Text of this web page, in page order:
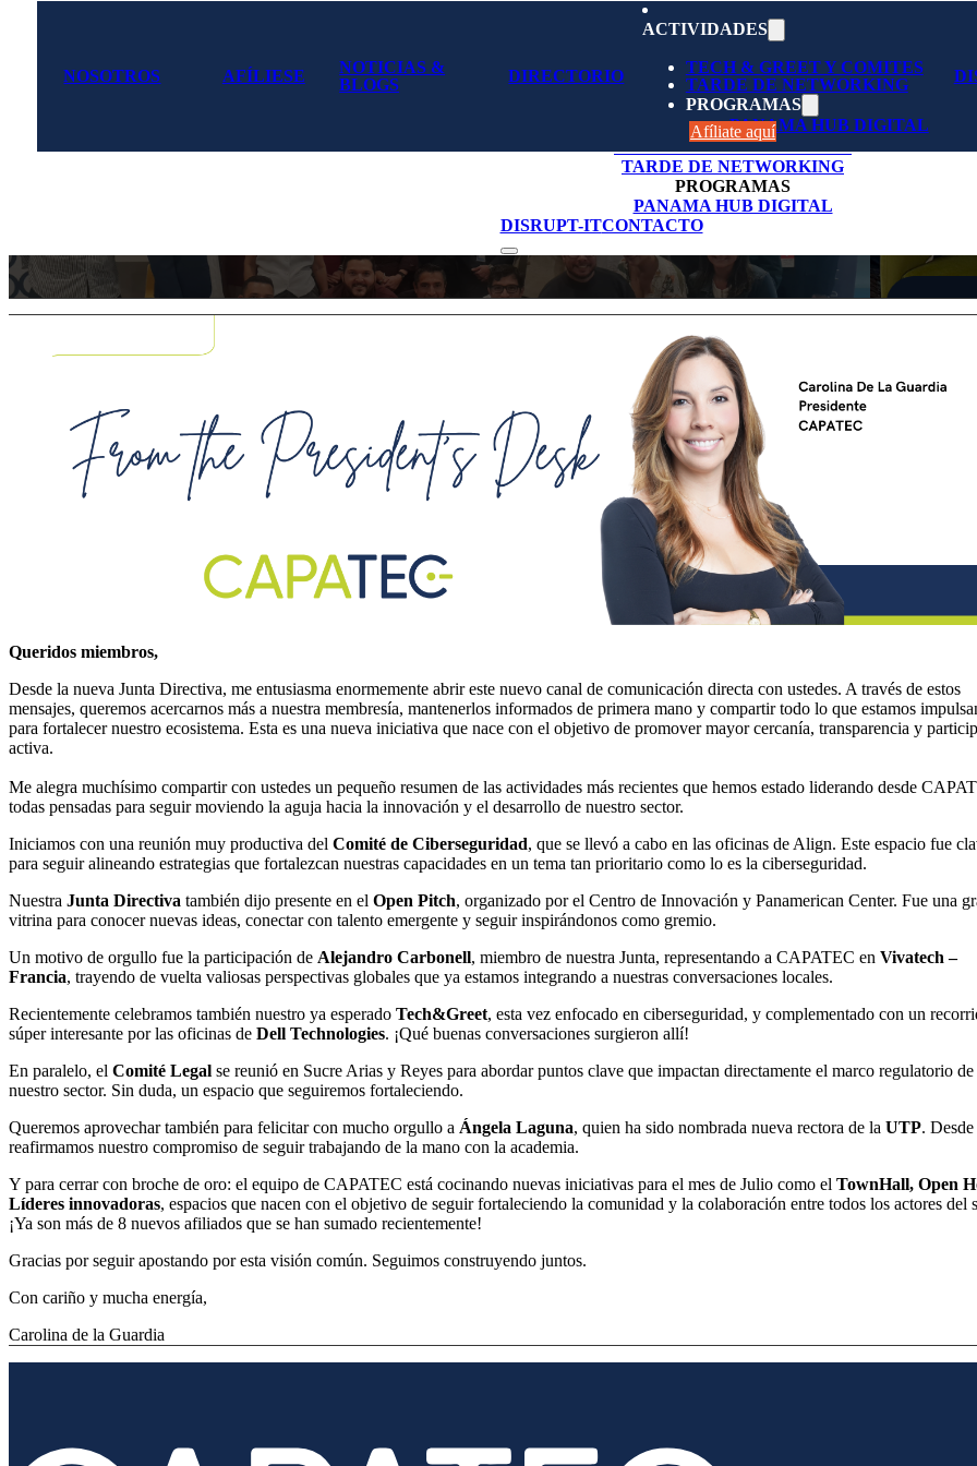
NOSOTROS AFÍLIESE
NOTICIAS &
BLOGS
DIRECTORIO
ACTIVIDADES
TECH & GREET Y COMITES
TARDE DE NETWORKING
PROGRAMAS
PANAMA HUB DIGITAL
AFÍLIESE NOTICIAS & BLOGS
TECH & GREET Y COMITES
TARDE DE NETWORKING
PROGRAMAS
PANAMA HUB DIGITAL
DISRUPT-ITCONTACTO
Afíliate aquí
Queridos miembros,
Desde la nueva Junta Directiva, me entusiasma enormemente abrir este nuevo canal de comunicación directa con ustedes. A través de estos
mensajes, queremos acercarnos más a nuestra membresía, mantenerlos informados de primera mano y compartir todo lo que estamos
para fortalecer nuestro ecosistema. Esta es una nueva iniciativa que nace con el objetivo de promover mayor cercanía, transparencia y
activa.
Me alegra muchísimo compartir con ustedes un pequeño resumen de las actividades más recientes que hemos estado liderando desde
todas pensadas para seguir moviendo la aguja hacia la innovación y el desarrollo de nuestro sector.
Iniciamos con una reunión muy productiva del Comité de Ciberseguridad, que se llevó a cabo en las oficinas de Align. Este espacio fue
para seguir alineando estrategias que fortalezcan nuestras capacidades en un tema tan prioritario como lo es la ciberseguridad.
Nuestra Junta Directiva también dijo presente en el Open Pitch, organizado por el Centro de Innovación y Panamerican Center. Fue una
vitrina para conocer nuevas ideas, conectar con talento emergente y seguir inspirándonos como gremio.
Un motivo de orgullo fue la participación de Alejandro Carbonell, miembro de nuestra Junta, representando a CAPATEC en Vivatech –
Francia, trayendo de vuelta valiosas perspectivas globales que ya estamos integrando a nuestras conversaciones locales.
Recientemente celebramos también nuestro ya esperado Tech&Greet, esta vez enfocado en ciberseguridad, y complementado con un
súper interesante por las oficinas de Dell Technologies. ¡Qué buenas conversaciones surgieron allí!
En paralelo, el Comité Legal se reunió en Sucre Arias y Reyes para abordar puntos clave que impactan directamente el marco regulatorio de
nuestro sector. Sin duda, un espacio que seguiremos fortaleciendo.
Queremos aprovechar también para felicitar con mucho orgullo a Ángela Laguna, quien ha sido nombrada nueva rectora de la UTP. Desde
reafirmamos nuestro compromiso de seguir trabajando de la mano con la academia.
Y para cerrar con broche de oro: el equipo de CAPATEC está cocinando nuevas iniciativas para el mes de Julio como el TownHall, Open
Líderes innovadoras, espacios que nacen con el objetivo de seguir fortaleciendo la comunidad y la colaboración entre todos los actores del
¡Ya son más de 8 nuevos afiliados que se han sumado recientemente!
Gracias por seguir apostando por esta visión común. Seguimos construyendo juntos.
Con cariño y mucha energía,
Carolina de la Guardia